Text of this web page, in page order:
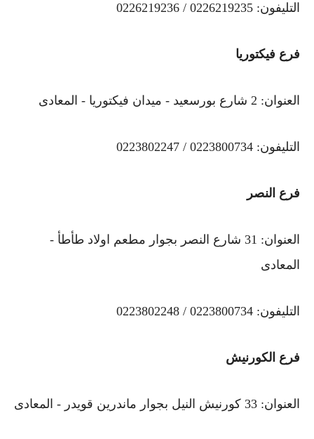
التليفون: 0226219235 / 0226219236
فرع فيكتوريا
العنوان: 2 شارع بورسعيد - ميدان فيكتوريا - المعادى
التليفون: 0223800734 / 0223802247
فرع النصر
العنوان: 31 شارع النصر بجوار مطعم اولاد طأطأ -
المعادى
التليفون: 0223800734 / 0223802248
فرع الكورنيش
العنوان: 33 كورنيش النيل بجوار ماندرين قويدر - المعادى